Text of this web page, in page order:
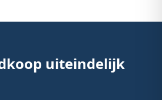
uiteindelijk